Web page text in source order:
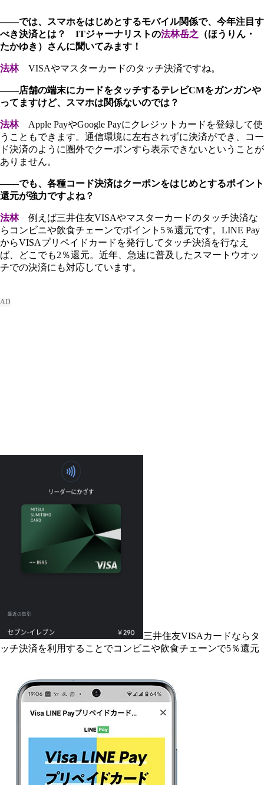
――では、スマホをはじめとするモバイル関係で、今年注目す
べき決済とは？ ITジャーナリストの法林岳之 （ほうりん・
たかゆき）さんに聞いてみます！
法林VISAやマスターカードのタッチ決済ですね。
――店舗の端末にカードをタッチするテレビCMをガンガンや
ってますけど、スマホは関係ないのでは？
法林Apple PayやGoogle Payにクレジットカードを登録して使
うこともできます。通信環境に左右されずに決済ができ、コー
ド決済のように圏外でクーポンすら表示できないということが
ありません。
――でも、各種コード決済はクーポンをはじめとするポイント
還元が強力ですよね？
法林例えば三井住友VISAやマスターカードのタッチ決済な
らコンビニや飲食チェーンでポイント5％還元です。LINE Pay
からVISAプリペイドカードを発行してタッチ決済を行なえ
ば、どこでも2％還元。近年、急速に普及したスマートウオッ
チでの決済にも対応しています。
三井住友VISAカードならタ
ッチ決済を利用することでコンビニや飲食チェーンで5％還元